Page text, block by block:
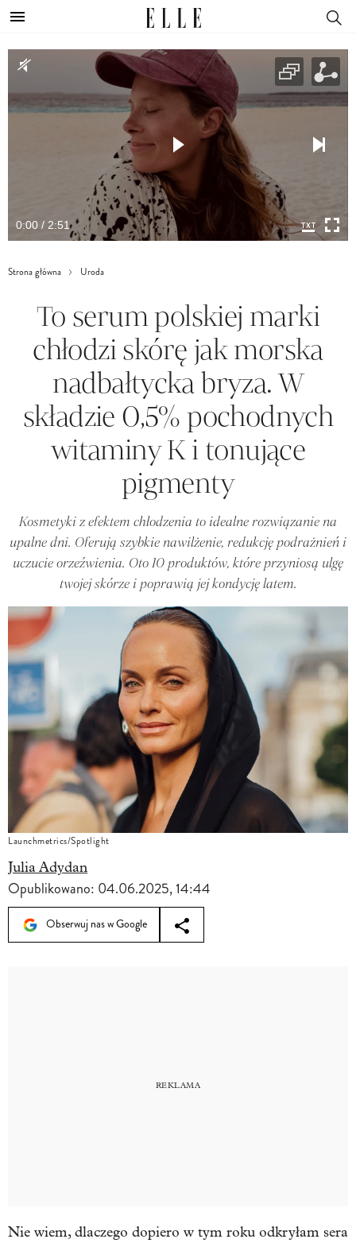
0:00 / 2:51
Strona główna Uroda
To serum polskiej marki
chłodzi skórę jak morska
nadbałtycka bryza. W
składzie 0,5% pochodnych
witaminy K i tonujące
pigmenty
Kosmetyki z efektem chłodzenia to idealne rozwiązanie na
upalne dni. Oferują szybkie nawilżenie, redukcję podrażnień i
uczucie orzeźwienia. Oto 10 produktów, które przyniosą ulgę
twojej skórze i poprawią jej kondycję latem.
Launchmetrics/Spotlight
Julia Adydan
Opublikowano: 04.06.2025, 14:44
Obserwuj nas w Google
Nie wiem, dlaczego dopiero w tym roku odkryłam sera